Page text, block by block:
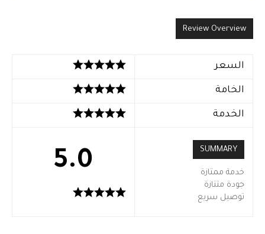
Review Overview
السعر
الخامة
الخدمة
SUMMARY
خدمة ممتازة
جودة متتازة
توصيل سريع
5.0